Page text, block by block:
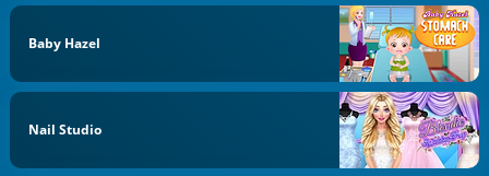
Baby Hazel
Nail Studio